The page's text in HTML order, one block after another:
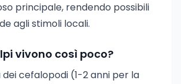
principale, rendendo possibili
agli stimoli locali.
vivono così poco?
cefalopodi (1-2 anni per la